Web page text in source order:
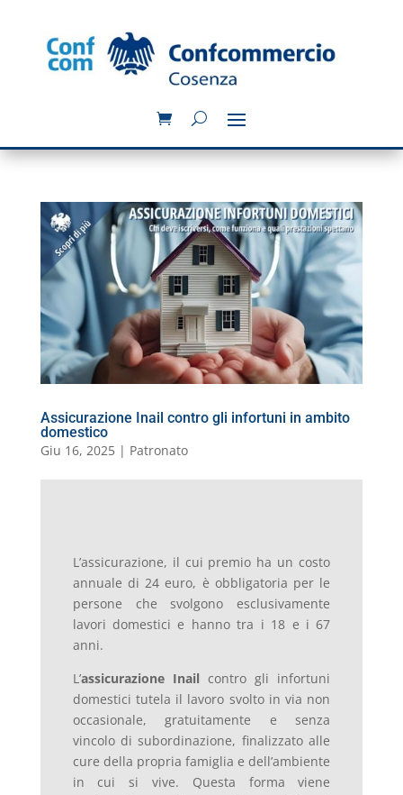
Assicurazione Inail contro gli infortuni in ambito
domestico
Giu 16, 2025| Patronato
L’assicurazione, il cui premio ha un costo
annuale di 24 euro, è obbligatoria per le
persone che svolgono esclusivamente
lavori domestici e hanno tra i 18 e i 67
anni.
L’assicurazione Inail contro gli infortuni
domestici tutela il lavoro svolto in via non
occasionale, gratuitamente e senza
vincolo di subordinazione, finalizzato alle
cure della propria famiglia e dell’ambiente
in cui si vive. Questa forma viene